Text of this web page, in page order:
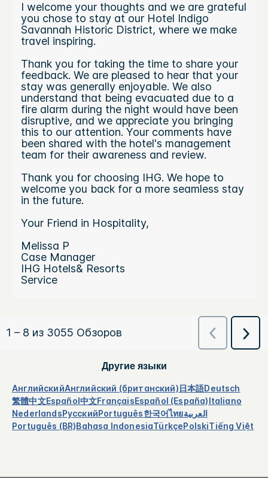
Другие языки
АнглийскийАнглийский (британский)日本語Deutsch
繁體中文Español中文FrançaisEspañol (España)Italiano
NederlandsРусскийPortuguês한국어ไทยالعربية
Português (BR)Bahasa IndonesiaTürkçePolskiTiếng Việt